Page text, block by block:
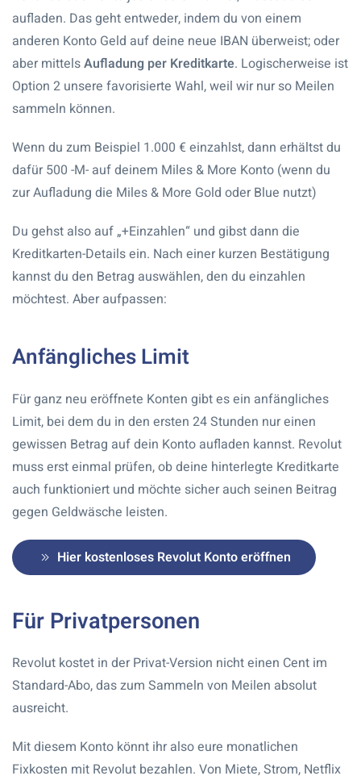
aufladen. Das geht entweder, indem du von einem
anderen Konto Geld auf deine neue IBAN überweist; oder
aber mittelsAufladung per Kreditkarte. Logischerweise ist
Option 2 unsere favorisierte Wahl, weil wir nur so Meilen
sammeln können.
Wenn du zum Beispiel 1.000 € einzahlst, dann erhältst du
dafür 500 -M- auf deinem Miles & More Konto (wenn du
zur Aufladung die Miles & More Gold oder Blue nutzt)
Du gehst also auf „+Einzahlen“ und gibst dann die
Kreditkarten-Details ein. Nach einer kurzen Bestätigung
kannst du den Betrag auswählen, den du einzahlen
möchtest. Aber aufpassen:
Anfängliches Limit
Für ganz neu eröffnete Konten gibt es ein anfängliches
Limit, bei dem du in den ersten 24 Stunden nur einen
gewissen Betrag auf dein Konto aufladen kannst. Revolut
muss erst einmal prüfen, ob deine hinterlegte Kreditkarte
auch funktioniert und möchte sicher auch seinen Beitrag
gegen Geldwäsche leisten.
Hier kostenloses Revolut Konto eröffnen
Für Privatpersonen
Revolut kostet in der Privat-Version nicht einen Cent im
Standard-Abo, das zum Sammeln von Meilen absolut
ausreicht.
Mit diesem Konto könnt ihr also eure monatlichen
Fixkosten mit Revolut bezahlen. Von Miete, Strom, Netflix